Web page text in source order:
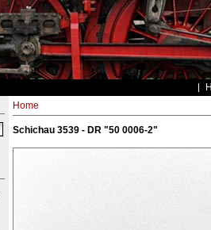
Home
Schichau 3539 - DR "50 0006-2"